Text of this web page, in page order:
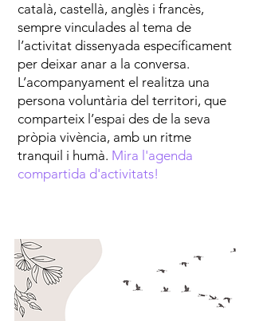
català, castellà, anglès i francès,
sempre vinculades al tema de
l’activitat dissenyada específicament
per deixar anar a la conversa.
L’acompanyament el realitza una
persona voluntària del territori, que
comparteix l’espai des de la seva
pròpia vivència, amb un ritme
tranquil i humà. Mira l'agenda
compartida d'activitats!